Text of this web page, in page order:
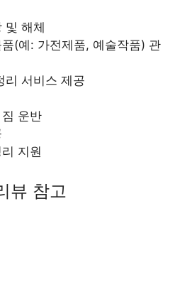
및 해체
(예: 가전제품, 예술작품) 관
리 서비스 제공
운반
지원
뷰 참고